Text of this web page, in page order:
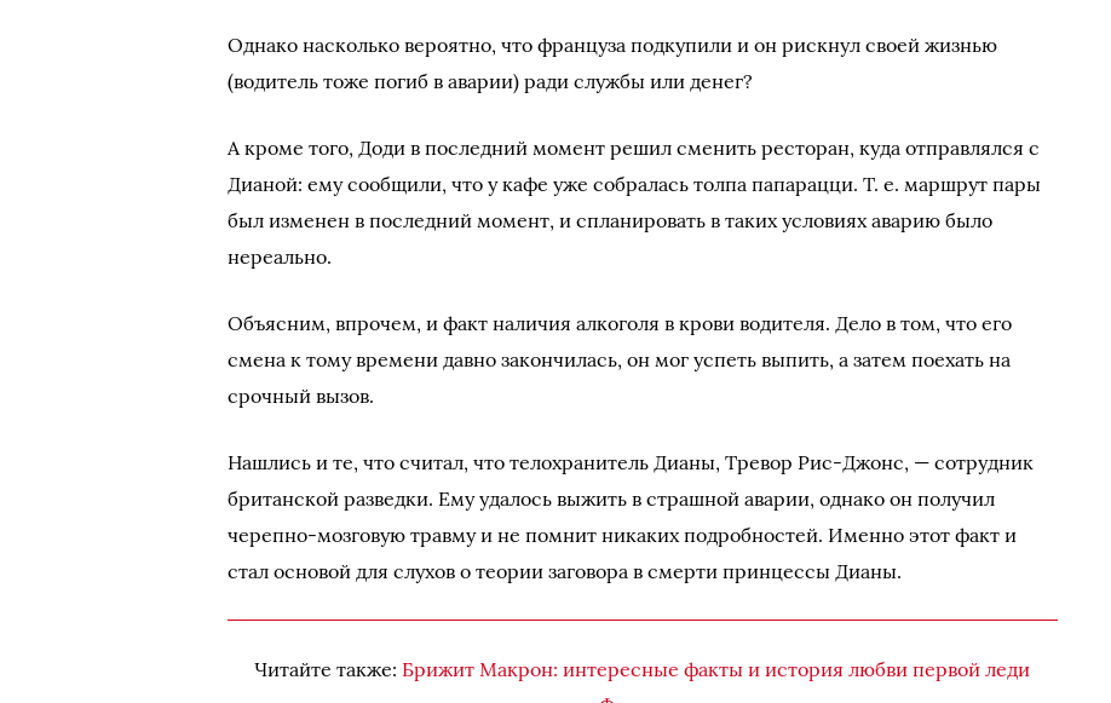
Однако насколько вероятно, что француза подкупили и он рискнул своей жизнью
(водитель тоже погиб в аварии) ради службы или денег?
А кроме того, Доди в последний момент решил сменить ресторан, куда отправлялся с
Дианой: ему сообщили, что у кафе уже собралась толпа папарацци. Т. е. маршрут пары
был изменен в последний момент, и спланировать в таких условиях аварию было
нереально.
Объясним, впрочем, и факт наличия алкоголя в крови водителя. Дело в том, что его
смена к тому времени давно закончилась, он мог успеть выпить, а затем поехать на
срочный вызов.
Нашлись и те, что считал, что телохранитель Дианы, Тревор Рис-Джонс, — сотрудник
британской разведки. Ему удалось выжить в страшной аварии, однако он получил
черепно-мозговую травму и не помнит никаких подробностей. Именно этот факт и
стал основой для слухов о теории заговора в смерти принцессы Дианы.
Читайте также: Брижит Макрон: интересные факты и история любви первой леди